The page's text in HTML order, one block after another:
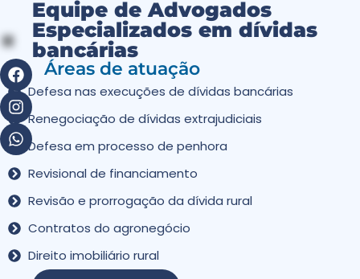
Equipe de Advogados
Especializados em dívidas
bancárias
Áreas de atuação
Defesa nas execuções de dívidas bancárias
Renegociação de dívidas extrajudiciais
Defesa em processo de penhora
Revisional de financiamento
Revisão e prorrogação da dívida rural
Contratos do agronegócio
Direito imobiliário rural